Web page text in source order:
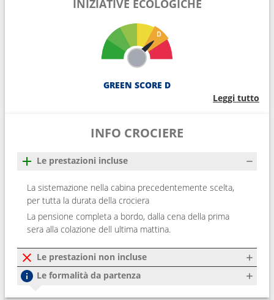
INIZIATIVE ECOLOGICHE
GREEN SCORE D
Leggi tutto
INFO CROCIERE
Le prestazioni incluse
La sistemazione nella cabina precedentemente scelta,
per tutta la durata della crociera
La pensione completa a bordo, dalla cena della prima
sera alla colazione dell ultima mattina.
Le prestazioni non incluse
Le formalità da partenza